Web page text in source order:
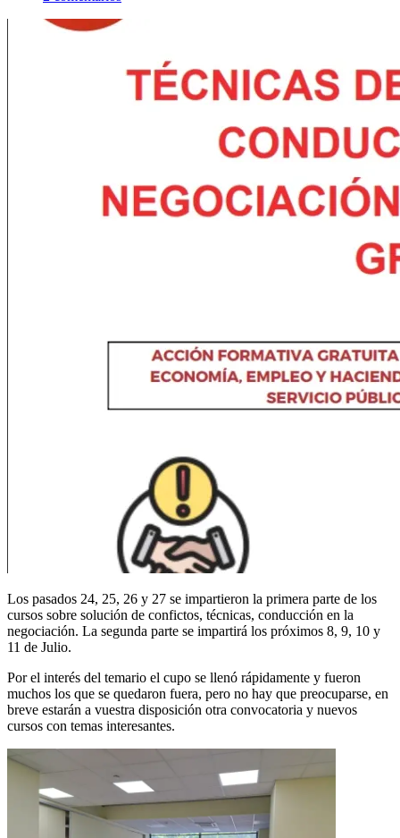
Los pasados 24, 25, 26 y 27 se impartieron la primera parte de los
cursos sobre solución de confictos, técnicas, conducción en la
negociación. La segunda parte se impartirá los próximos 8, 9, 10 y
11 de Julio.
Por el interés del temario el cupo se llenó rápidamente y fueron
muchos los que se quedaron fuera, pero no hay que preocuparse, en
breve estarán a vuestra disposición otra convocatoria y nuevos
cursos con temas interesantes.